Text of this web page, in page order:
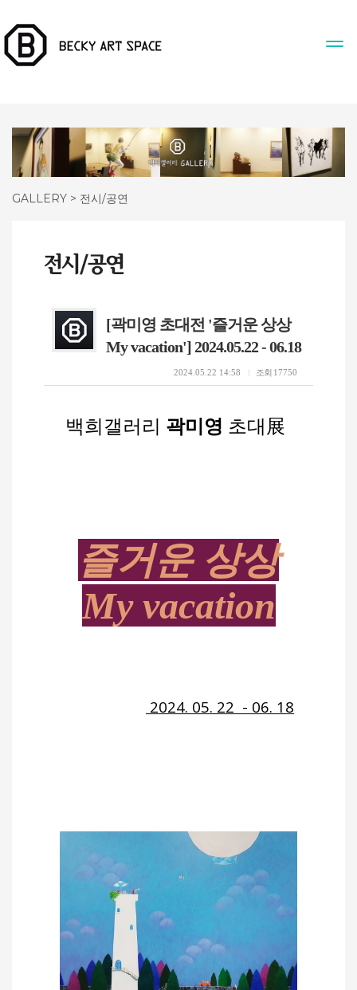
GALLERY > 전시/공연
[곽미영 초대전 '즐거운 상상
My vacation'] 2024.05.22 - 06.18
조회 17750
2024.05.22 14:58
백희갤러리 곽미영 초대展
즐거운 상상
My vacation
2024. 05. 22 - 06. 18